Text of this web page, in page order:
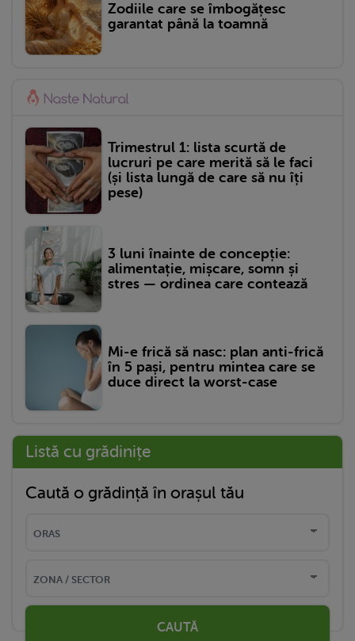
Zodiile care se îmbogățesc
garantat până la toamnă
Trimestrul 1: lista scurtă de
lucruri pe care merită să le faci
(și lista lungă de care să nu îți
pese)
3 luni înainte de concepție:
alimentație, mișcare, somn și
stres — ordinea care contează
Mi-e frică să nasc: plan anti-frică
în 5 pași, pentru mintea care se
duce direct la worst-case
Listă cu grădinițe
Caută o grădință în orașul tău
CAUTĂ